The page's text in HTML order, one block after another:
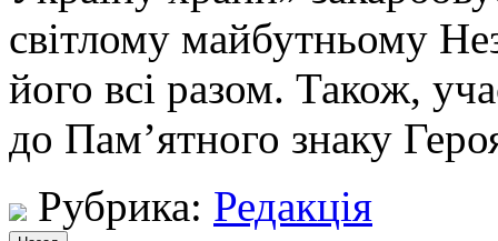
світлому майбутньому
його всі разом. Також,
до Пам’ятного знаку
Рубрика: Редакція